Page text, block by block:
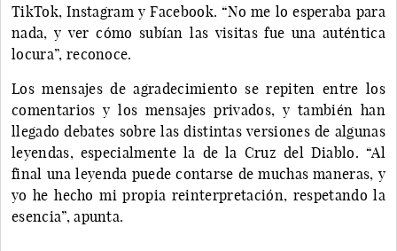
TikTok, Instagram y Facebook. “No me lo esperaba para
nada, y ver cómo subían las visitas fue una auténtica
locura”, reconoce.
Los mensajes de agradecimiento se repiten entre los
comentarios y los mensajes privados, y también han
llegado debates sobre las distintas versiones de algunas
leyendas, especialmente la de la Cruz del Diablo. “Al
final una leyenda puede contarse de muchas maneras, y
yo he hecho mi propia reinterpretación, respetando la
esencia”, apunta.